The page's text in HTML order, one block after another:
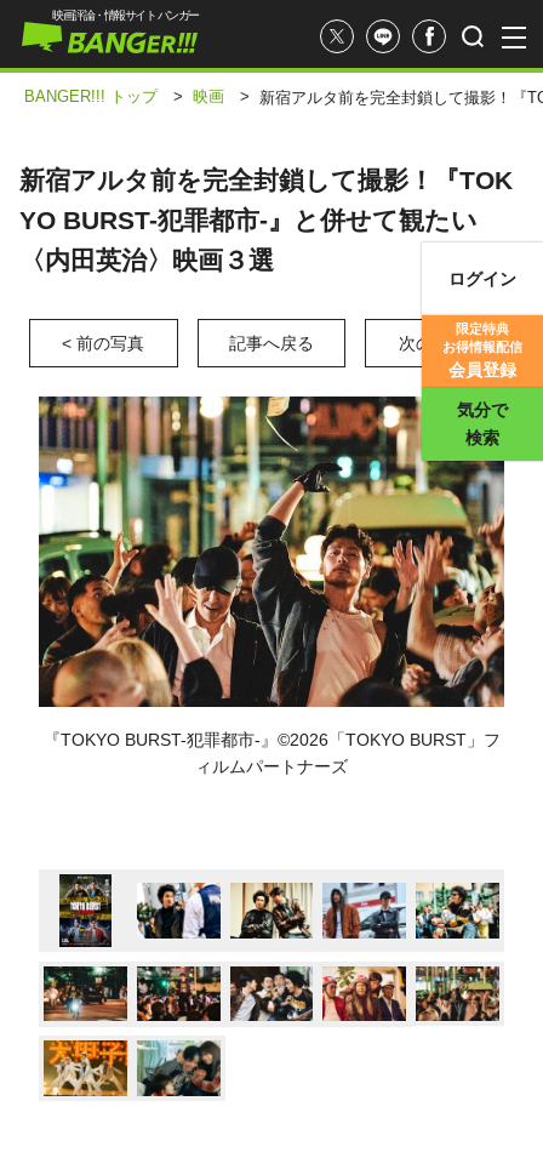
映画評価
映画評論・情報サイト バンガー
ログイン
限定特典
お得情報配信
会員登録
気分で
検索
BANGER!!! トップ > 映画 > 新宿アルタ前を完全封鎖して撮影！『
新宿アルタ前を完全封鎖して撮影！『TOK
YO BURST-犯罪都市-』と併せて観たい
〈内田英治〉映画３選
< 前の写真 記事へ戻る 次の写真 >
『TOKYO BURST-犯罪都市-』©2026「TOKYO BURST」フ
ィルムパートナーズ